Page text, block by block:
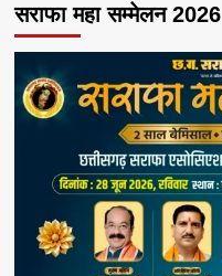
सराफा महा सम्मेलन 2026